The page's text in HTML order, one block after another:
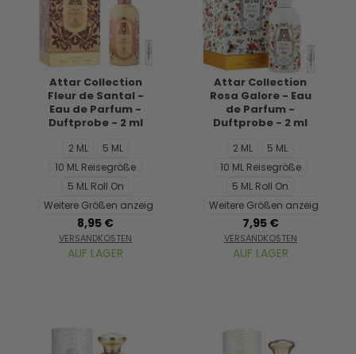
Attar Collection
Fleur de Santal -
Eau de Parfum -
Duftprobe - 2 ml
2 ML
5 ML
10 ML Reisegröße
5 ML Roll On
Weitere Größen anzeigen...
8,95 €
VERSANDKOSTEN
AUF LAGER
Attar Collection
Rosa Galore - Eau
de Parfum -
Duftprobe - 2 ml
2 ML
5 ML
10 ML Reisegröße
5 ML Roll On
Weitere Größen anzeigen...
7,95 €
VERSANDKOSTEN
AUF LAGER